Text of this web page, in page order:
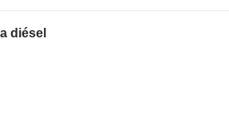
diésel